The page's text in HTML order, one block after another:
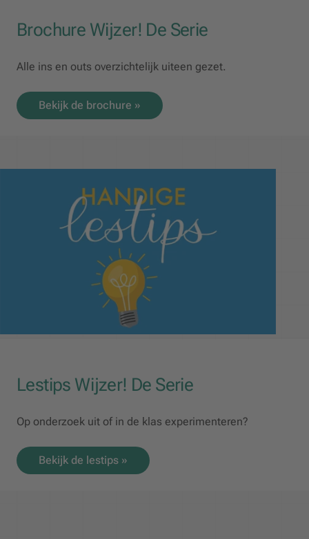
Brochure Wijzer! De Serie
Alle ins en outs overzichtelijk uiteen gezet.
Bekijk de brochure »
Lestips Wijzer! De Serie
Op onderzoek uit of in de klas experimenteren?
Bekijk de lestips »